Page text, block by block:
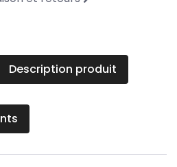
Description produit